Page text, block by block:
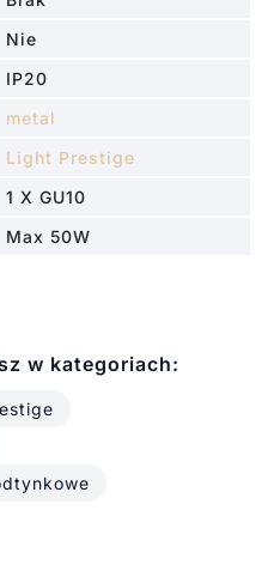
Nie
IP20
metal
Light Prestige
1 X GU10
Max 50W
w kategoriach: